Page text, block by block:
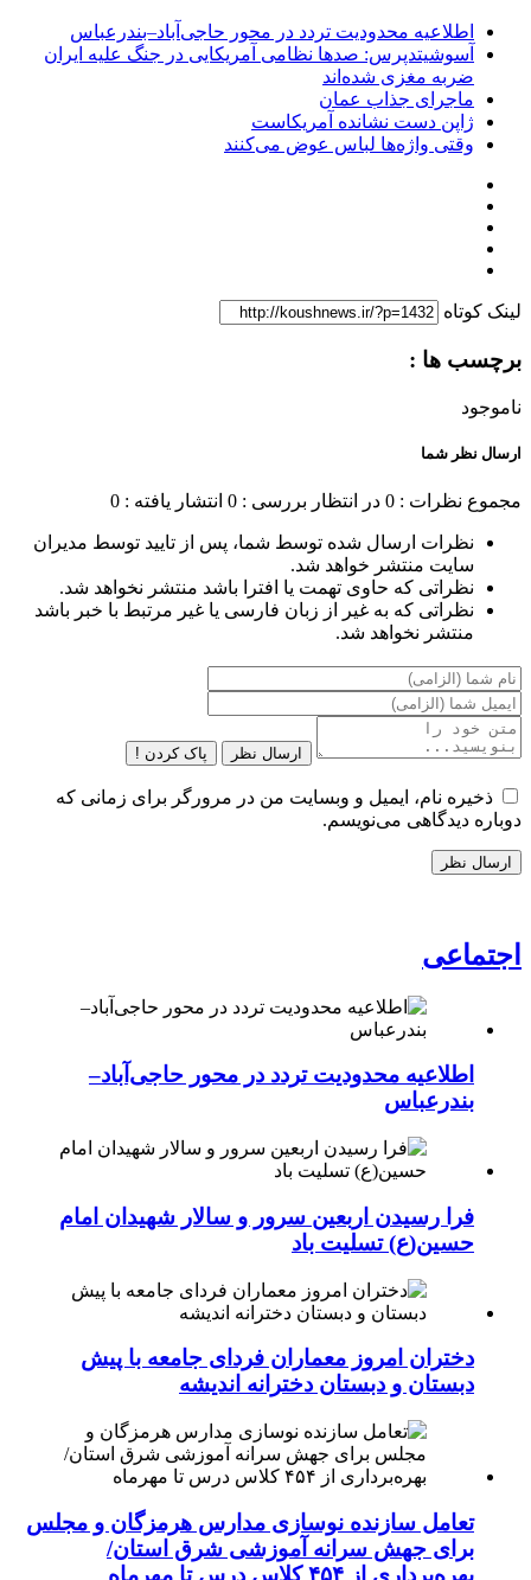
اطلاعیه محدودیت تردد در محور حاجی‌آباد–بندرعباس
آسوشیتدپرس: صدها نظامی آمریکایی در جنگ علیه ایران
ضربه مغزی شده‌اند
ماجرای جذاب عمان
ژاپن دست نشانده آمریکاست
وقتی واژه‌ها لباس عوض می‌کنند
لینک کوتاه
برچسب ها :
ناموجود
ارسال نظر شما
مجموع نظرات : 0 در انتظار بررسی : 0 انتشار یافته : 0
نظرات ارسال شده توسط شما، پس از تایید توسط مدیران
سایت منتشر خواهد شد.
نظراتی که حاوی تهمت یا افترا باشد منتشر نخواهد شد.
نظراتی که به غیر از زبان فارسی یا غیر مرتبط با خبر باشد
منتشر نخواهد شد.
ارسال نظر پاک کردن !
ذخیره نام، ایمیل و وبسایت من در مرورگر برای زمانی که
دوباره دیدگاهی می‌نویسم.
اجتماعی
اطلاعیه محدودیت تردد در محور حاجی‌آباد–
بندرعباس
فرا رسیدن اربعین سرور و سالار شهیدان امام
حسین(ع) تسلیت باد
دختران امروز معماران فردای جامعه با پیش
دبستان و دبستان دخترانه اندیشه
تعامل سازنده نوسازی مدارس هرمزگان و مجلس
برای جهش سرانه آموزشی شرق استان/
بهره‌برداری از ۴۵۴ کلاس درس تا مهرماه